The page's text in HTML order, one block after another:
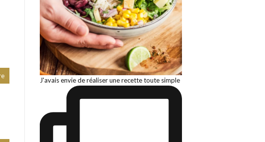
J'avais envie de réaliser une recette toute simple